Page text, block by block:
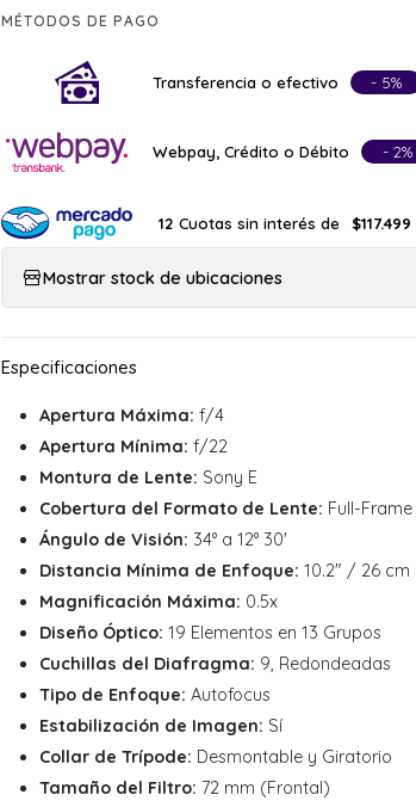
MÉTODOS DE PAGO
Transferencia o efectivo - 5%
Webpay, Crédito o Débito - 2%
12 Cuotas sin interés de $117.499
Mostrar stock de ubicaciones
Apertura Máxima: f/4
Apertura Mínima: f/22
Montura de Lente: Sony E
Cobertura del Formato de Lente: Full-Frame
Ángulo de Visión: 34° a 12° 30'
Distancia Mínima de Enfoque: 10.2" / 26 cm
Magnificación Máxima: 0.5x
Diseño Óptico: 19 Elementos en 13 Grupos
Cuchillas del Diafragma: 9, Redondeadas
Tipo de Enfoque: Autofocus
Estabilización de Imagen: Sí
Collar de Trípode: Desmontable y Giratorio
Tamaño del Filtro: 72 mm (Frontal)